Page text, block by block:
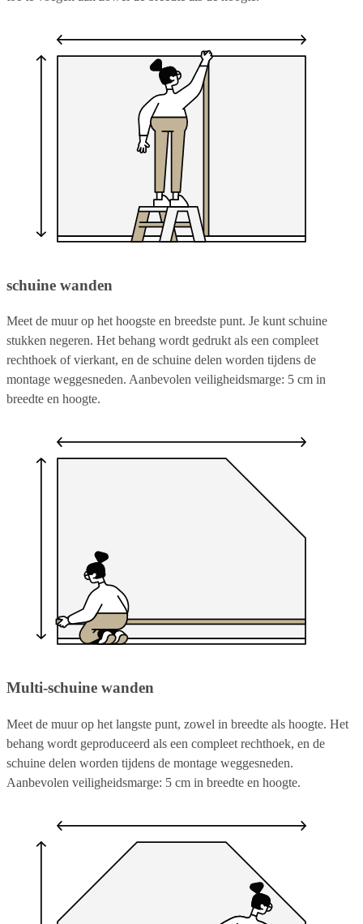
schuine wanden
Meet de muur op het hoogste en breedste punt. Je kunt schuine
stukken negeren. Het behang wordt gedrukt als een compleet
rechthoek of vierkant, en de schuine delen worden tijdens de
montage weggesneden. Aanbevolen veiligheidsmarge: 5 cm in
breedte en hoogte.
Multi-schuine wanden
Meet de muur op het langste punt, zowel in breedte als hoogte. Het
behang wordt geproduceerd als een compleet rechthoek, en de
schuine delen worden tijdens de montage weggesneden.
Aanbevolen veiligheidsmarge: 5 cm in breedte en hoogte.